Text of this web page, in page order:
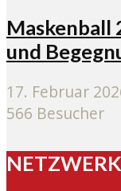
Maskenball
und
17. Februar
566 Besucher
NETZWERK